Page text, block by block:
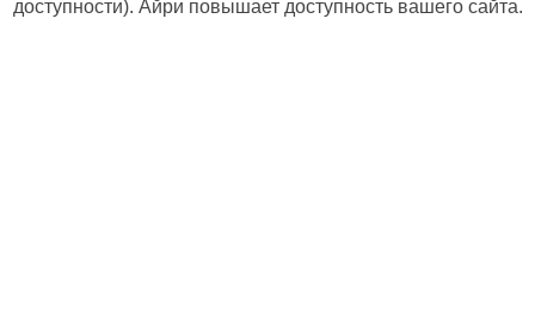
доступности). Айри повышает доступность вашего сайта.